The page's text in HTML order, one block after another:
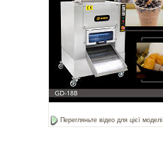
Перегляньте відео для цієї моделі